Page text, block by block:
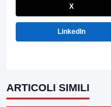
X
LinkedIn
ARTICOLI SIMILI